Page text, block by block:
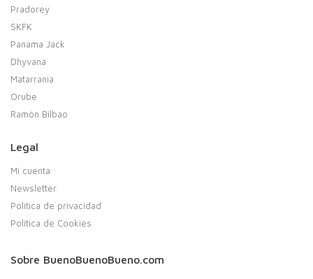
Pradorey
SKFK
Panama Jack
Dhyvana
Matarrania
Orube
Ramón Bilbao
Legal
Mi cuenta
Newsletter
Política de privacidad
Política de Cookies
Sobre BuenoBuenoBueno.com